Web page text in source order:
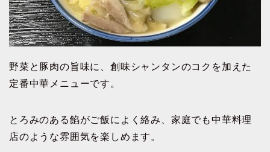
野菜と豚肉の旨味に、創味シャンタンのコクを加えた
定番中華メニューです。
とろみのある餡がご飯によく絡み、家庭でも中華料理
店のような雰囲気を楽しめます。